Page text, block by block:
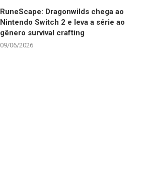
RuneScape: Dragonwilds chega ao
Nintendo Switch 2 e leva a série ao
gênero survival crafting
09/06/2026